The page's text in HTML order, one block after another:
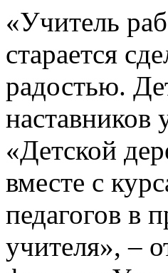
«Учитель
старается
радостью.
наставников
«Детской
вместе с
педагогов в
учителя», –